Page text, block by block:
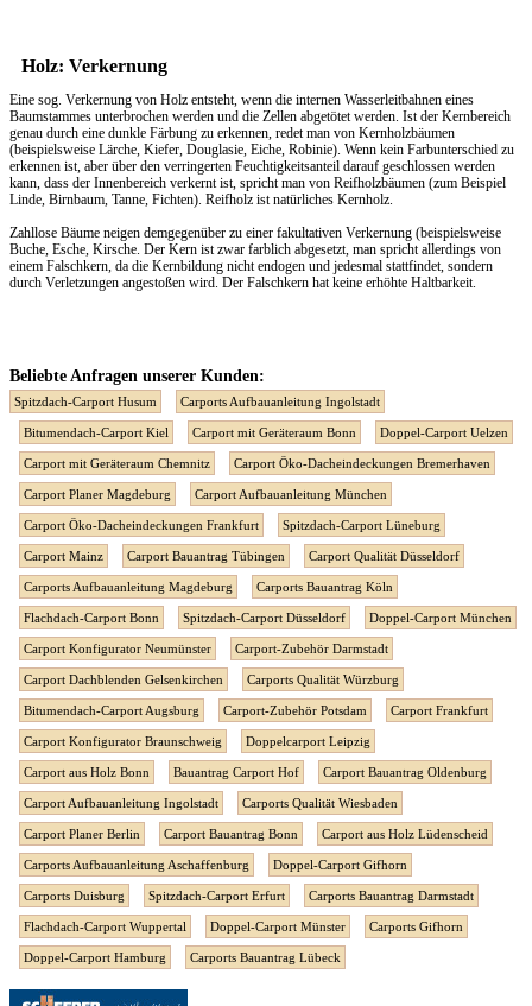
Holz: Verkernung
Eine sog. Verkernung von Holz entsteht, wenn die internen Wasserleitbahnen eines
Baumstammes unterbrochen werden und die Zellen abgetötet werden. Ist der Kernbereich
genau durch eine dunkle Färbung zu erkennen, redet man von Kernholzbäumen
(beispielsweise Lärche, Kiefer, Douglasie, Eiche, Robinie). Wenn kein Farbunterschied zu
erkennen ist, aber über den verringerten Feuchtigkeitsanteil darauf geschlossen werden
kann, dass der Innenbereich verkernt ist, spricht man von Reifholzbäumen (zum Beispiel
Linde, Birnbaum, Tanne, Fichten). Reifholz ist natürliches Kernholz.
Zahllose Bäume neigen demgegenüber zu einer fakultativen Verkernung (beispielsweise
Buche, Esche, Kirsche. Der Kern ist zwar farblich abgesetzt, man spricht allerdings von
einem Falschkern, da die Kernbildung nicht endogen und jedesmal stattfindet, sondern
durch Verletzungen angestoßen wird. Der Falschkern hat keine erhöhte Haltbarkeit.
Beliebte Anfragen unserer Kunden:
Spitzdach-Carport Husum Carports Aufbauanleitung Ingolstadt
Bitumendach-Carport Kiel Carport mit Geräteraum Bonn Doppel-Carport Uelzen
Carport mit Geräteraum Chemnitz Carport Öko-Dacheindeckungen Bremerhaven
Carport Planer Magdeburg Carport Aufbauanleitung München
Carport Öko-Dacheindeckungen Frankfurt Spitzdach-Carport Lüneburg
Carport Mainz Carport Bauantrag Tübingen Carport Qualität Düsseldorf
Carports Aufbauanleitung Magdeburg Carports Bauantrag Köln
Flachdach-Carport Bonn Spitzdach-Carport Düsseldorf Doppel-Carport München
Carport Konfigurator Neumünster Carport-Zubehör Darmstadt
Carport Dachblenden Gelsenkirchen Carports Qualität Würzburg
Bitumendach-Carport Augsburg Carport-Zubehör Potsdam Carport Frankfurt
Carport Konfigurator Braunschweig Doppelcarport Leipzig
Carport aus Holz Bonn Bauantrag Carport Hof Carport Bauantrag Oldenburg
Carport Aufbauanleitung Ingolstadt Carports Qualität Wiesbaden
Carport Planer Berlin Carport Bauantrag Bonn Carport aus Holz Lüdenscheid
Carports Aufbauanleitung Aschaffenburg Doppel-Carport Gifhorn
Carports Duisburg Spitzdach-Carport Erfurt Carports Bauantrag Darmstadt
Flachdach-Carport Wuppertal Doppel-Carport Münster Carports Gifhorn
Doppel-Carport Hamburg Carports Bauantrag Lübeck